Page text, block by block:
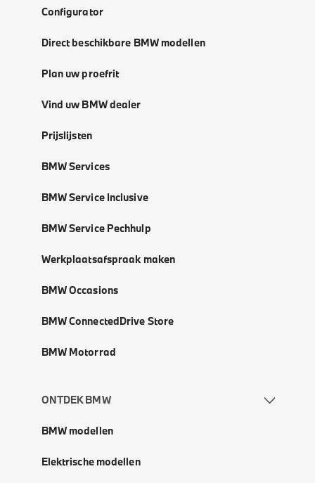
Configurator
Direct beschikbare BMW modellen
Plan uw proefrit
Vind uw BMW dealer
Prijslijsten
BMW Services
BMW Service Inclusive
BMW Service Pechhulp
Werkplaatsafspraak maken
BMW Occasions
BMW ConnectedDrive Store
BMW Motorrad
ONTDEK BMW
BMW modellen
Elektrische modellen